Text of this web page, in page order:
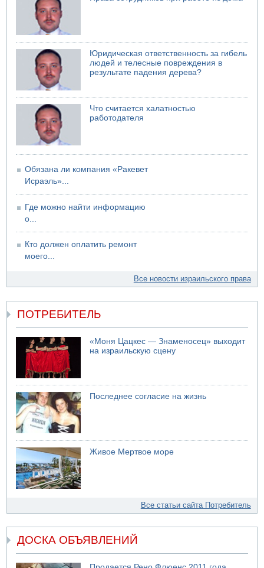
06.08.2026 13:43
И еще иранские агенты
Арестованы двое подозреваемых в стрельбе по
электрической компании
06.08.2026 13:07
Возле Кирьят-Арбы пожар на местности
США не будут давить на Израиль в вопросе Ливана
06.08.2026 11:41
Трое подростков ограбили сексшоп в Холоне
Юридическая ответственность за гибель
людей и телесные повреждения в
результате падения дерева?
Что считается халатностью
работодателя
Обязана ли компания «Ракевет
Исраэль»...
Где можно найти информацию
о...
Кто должен оплатить ремонт
моего...
Все новости израильского права
ПОТРЕБИТЕЛЬ
«Моня Цацкес — Знаменосец» выходит
на израильскую сцену
Последнее согласие на жизнь
Живое Мертвое море
Все статьи сайта Потребитель
ДОСКА ОБЪЯВЛЕНИЙ